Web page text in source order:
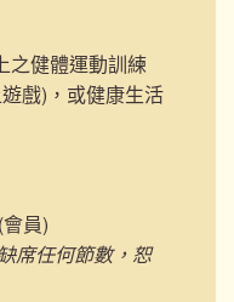
之健體運動訓練
戲)，或健康生活
員)
席任何節數，恕